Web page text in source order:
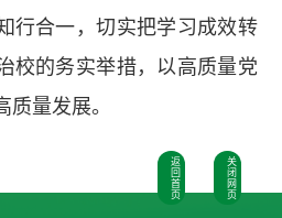
行合一，切实把学习成效转
校的务实举措，以高质量党
量发展。
关
闭
网
页
返
回
首
页